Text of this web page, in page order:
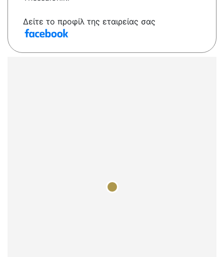
Δείτε το προφίλ της εταιρείας σας